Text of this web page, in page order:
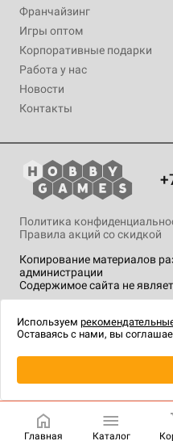
Франчайзинг
Игры оптом
Корпоративные подарки
Работа у нас
Новости
Контакты
Копирование материалов
администрации
Содержимое сайта не
Политика
Правила акций со скидкой
технологии.
Главная Каталог
Используем
Оставаясь с нами, вы